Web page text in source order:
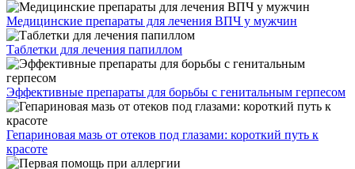
Медицинские препараты для лечения ВПЧ у мужчин
Таблетки для лечения папиллом
Эффективные препараты для борьбы с генитальным герпесом
Гепариновая мазь от отеков под глазами: короткий путь к
красоте